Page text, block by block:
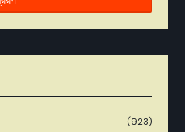
(923)